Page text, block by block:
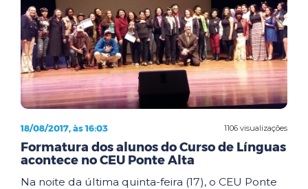
1106 visualizações
18/08/2017, às 16:03
Formatura dos alunos do Curso de Línguas
acontece no CEU Ponte Alta
Na noite da última quinta-feira (17), o CEU Ponte